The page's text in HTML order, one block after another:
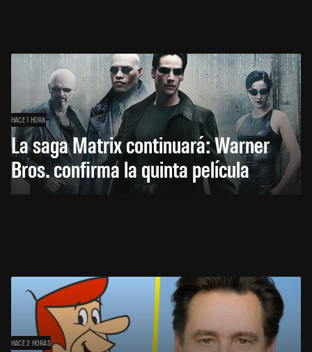
HACE 1 HORA
La saga Matrix continuará: Warner
Bros. confirma la quinta película
HACE 2 HORAS